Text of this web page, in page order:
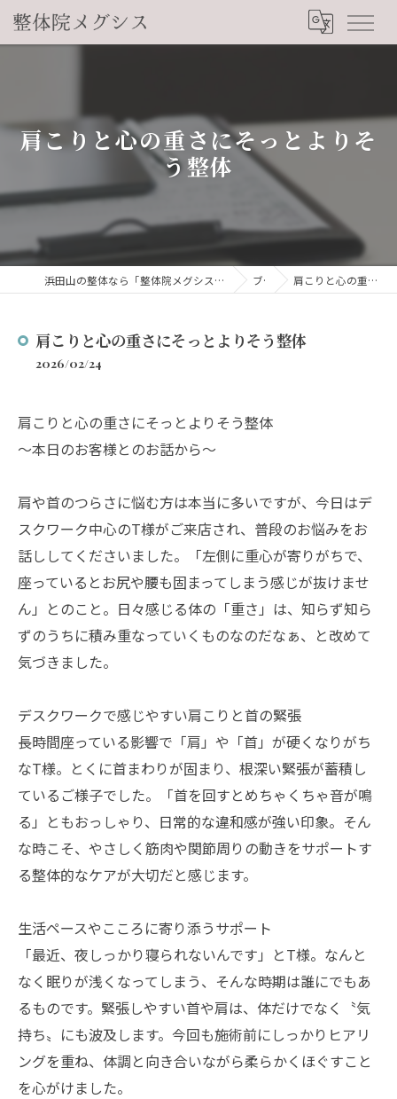
肩こりと心の重さにそっとよりそ
う整体
浜田山の整体なら「整体院メグシス」肩こり・腰痛・自律神経の悩みを睡眠から改善 ブログ 肩こりと心の重さにそっとよりそう整体
肩こりと心の重さにそっとよりそう整体
2026/02/24
肩こりと心の重さにそっとよりそう整体
〜本日のお客様とのお話から〜
肩や首のつらさに悩む方は本当に多いですが、今日はデ
スクワーク中心のT様がご来店され、普段のお悩みをお
話ししてくださいました。「左側に重心が寄りがちで、
座っているとお尻や腰も固まってしまう感じが抜けませ
ん」とのこと。日々感じる体の「重さ」は、知らず知ら
ずのうちに積み重なっていくものなのだなぁ、と改めて
気づきました。
デスクワークで感じやすい肩こりと首の緊張
長時間座っている影響で「肩」や「首」が硬くなりがち
なT様。とくに首まわりが固まり、根深い緊張が蓄積し
ているご様子でした。「首を回すとめちゃくちゃ音が鳴
る」ともおっしゃり、日常的な違和感が強い印象。そん
な時こそ、やさしく筋肉や関節周りの動きをサポートす
る整体的なケアが大切だと感じます。
生活ペースやこころに寄り添うサポート
「最近、夜しっかり寝られないんです」とT様。なんと
なく眠りが浅くなってしまう、そんな時期は誰にでもあ
るものです。緊張しやすい首や肩は、体だけでなく〝気
持ち〟にも波及します。今回も施術前にしっかりヒアリ
ングを重ね、体調と向き合いながら柔らかくほぐすこと
を心がけました。